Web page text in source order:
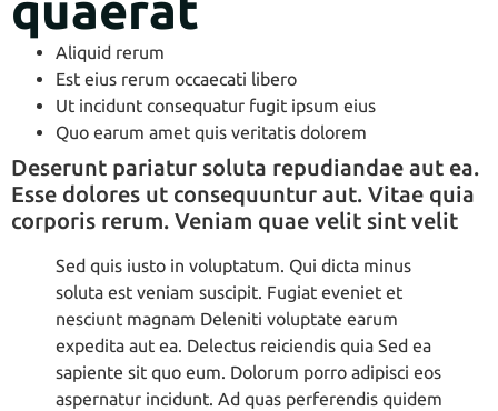
Aliquid rerum
Est eius rerum occaecati libero
Ut incidunt consequatur fugit ipsum eius
Quo earum amet quis veritatis dolorem
Deserunt pariatur soluta repudiandae aut ea.
Esse dolores ut consequuntur aut. Vitae quia
corporis rerum. Veniam quae velit sint velit
Sed quis iusto in voluptatum. Qui dicta minus
soluta est veniam suscipit. Fugiat eveniet et
nesciunt magnam Deleniti voluptate earum
expedita aut ea. Delectus reiciendis quia Sed ea
sapiente sit quo eum. Dolorum porro adipisci eos
aspernatur incidunt. Ad quas perferendis quidem